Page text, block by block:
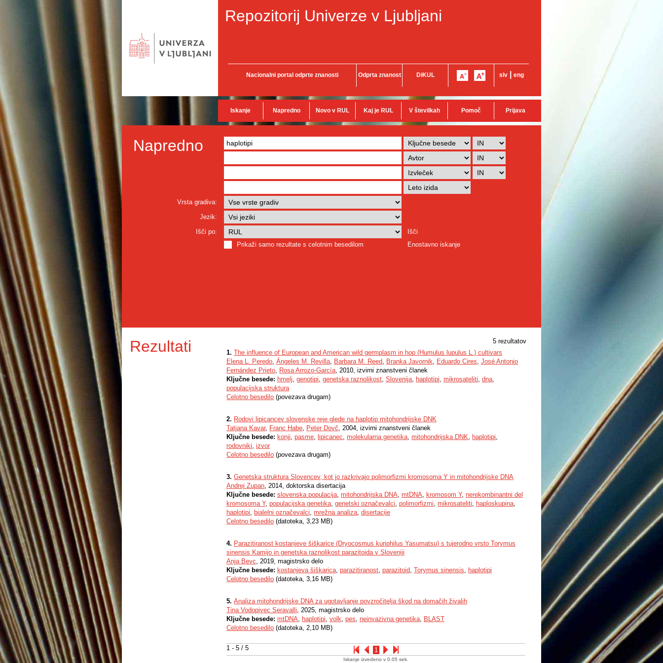
Repozitorij Univerze v Ljubljani
Nacionalni portal odprte znanosti Odprta znanost DiKUL slv eng
Iskanje Napredno Novo v RUL Kaj je RUL V številkah Pomoč Prijava
Napredno
Vrsta gradiva:
Jezik:
Išči po:
Išči
Prikaži samo rezultate s celotnim besedilom
Enostavno iskanje
Rezultati 5 rezultatov
1 - 5 / 5 1
1. The influence of European and American wild germplasm in hop (Humulus lupulus L.) cultivars
Elena L. Peredo, Ángeles M. Revilla, Barbara M. Reed, Branka Javornik, Eduardo Cires, José Antonio
Fernández Prieto, Rosa Arrozo-García, 2010, izvirni znanstveni članek
Ključne besede: hmelj, genotipi, genetska raznolikost, Slovenija, haplotipi, mikrosateliti, dna,
populacijska struktura
Celotno besedilo (povezava drugam)
2. Rodovi lipicancev slovenske reje glede na haplotip mitohondrijske DNK
Tatjana Kavar, Franc Habe, Peter Dovč, 2004, izvirni znanstveni članek
Ključne besede: konji, pasme, lipicanec, molekularna genetika, mitohondrijska DNK, haplotipi,
rodovniki, izvor
Celotno besedilo (povezava drugam)
3. Genetska struktura Slovencev, kot jo razkrivajo polimorfizmi kromosoma Y in mitohondrijske DNA
Andrej Zupan, 2014, doktorska disertacija
Ključne besede: slovenska populacija, mitohondrijska DNA, mtDNA, kromosom Y, nerekombinantni del
kromosoma Y, populacijska genetika, genetski označevalci, polimorfizmi, mikrosateliti, haploskupina,
haplotipi, bialelni označevalci, mrežna analiza, disertacije
Celotno besedilo (datoteka, 3,23 MB)
4. Parazitiranost kostanjeve šiškarice (Dryocosmus kuriphilus Yasumatsu) s tujerodno vrsto Torymus
sinensis Kamijo in genetska raznolikost parazitoida v Sloveniji
Anja Bevc, 2019, magistrsko delo
Ključne besede: kostanjeva šiškarica, parazitiranost, parazitoid, Torymus sinensis, haplotipi
Celotno besedilo (datoteka, 3,16 MB)
5. Analiza mitohondrijske DNA za ugotavljanje povzročitelja škod na domačih živalih
Tina Vodopivec Seravalli, 2025, magistrsko delo
Ključne besede: mtDNA, haplotipi, volk, pes, neinvazivna genetika, BLAST
Celotno besedilo (datoteka, 2,10 MB)
Iskanje izvedeno v 0.05 sek.